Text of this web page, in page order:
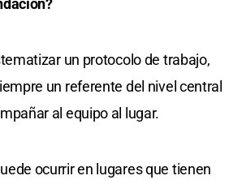
un protocolo de trabajo,
un referente del nivel central
al equipo al lugar.
ocurrir en lugares que tienen